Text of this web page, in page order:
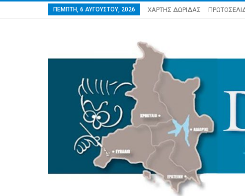
ΠΈΜΠΤΗ, 6 ΑΥΓΟΎΣΤΟΥ, 2026 ΧΑΡΤΗΣ ΔΩΡΙΔΑΣ